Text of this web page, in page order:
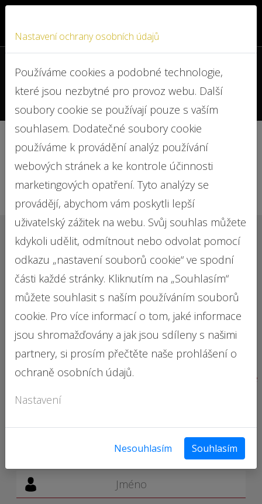
+420 722 919 587
info@advokat-cejkova.cz
Řešíme
Ptejte se!
Cokoliv Vás zajímá, nebo máte dotaz, neváhejte se
Nastavení ochrany osobních údajů
Používáme cookies a podobné technologie,
které jsou nezbytné pro provoz webu. Další
soubory cookie se používají pouze s vaším
souhlasem. Dodatečné soubory cookie
používáme k provádění analýz používání
webových stránek a ke kontrole účinnosti
marketingových opatření. Tyto analýzy se
provádějí, abychom vám poskytli lepší
uživatelský zážitek na webu. Svůj souhlas můžete
kdykoli udělit, odmítnout nebo odvolat pomocí
odkazu „nastavení souborů cookie“ ve spodní
části každé stránky. Kliknutím na „Souhlasím“
můžete souhlasit s naším používáním souborů
cookie. Pro více informací o tom, jaké informace
jsou shromažďovány a jak jsou sdíleny s našimi
partnery, si prosím přečtěte naše prohlášení o
ochraně osobních údajů.
Nastavení
Nesouhlasím Souhlasím